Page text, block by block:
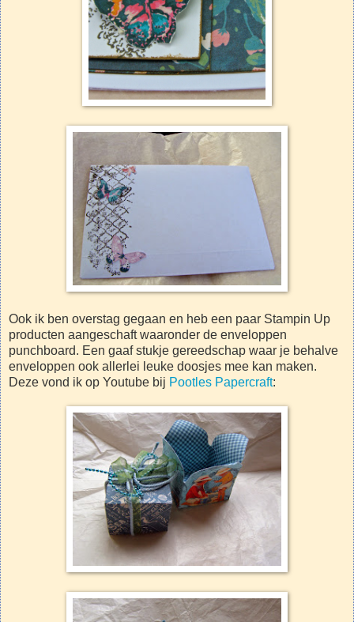
Ook ik ben overstag gegaan en heb een paar Stampin Up
producten aangeschaft waaronder de enveloppen
punchboard. Een gaaf stukje gereedschap waar je behalve
enveloppen ook allerlei leuke doosjes mee kan maken.
Deze vond ik op Youtube bij Pootles Papercraft: